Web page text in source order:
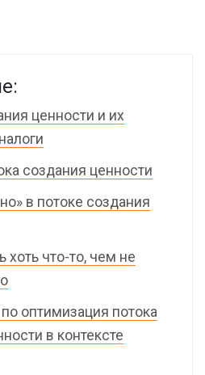
ценности и их
создания ценности
в потоке создания
хоть что-то, чем не
оптимизация потока
в контексте